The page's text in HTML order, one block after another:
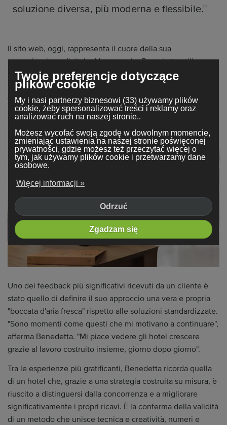
soluzione diversa, più moderna e flessibile.
Il sito web, oggi, rappresenta il cuore della sua
comunicazione digitale. Ma non solo: Benedetta utilizza
anche l'email marketing per dialogare direttamente con gli
albergatori, offrendo servizi su misura, pacchetti dedicati e
vantaggi pensati per stabilire relazioni durature. "Il rapporto
umano per me è fondamentale. Ogni cliente è unico e io mi
sento parte del team di ogni hotel che seguo".
Uno dei feedback più significativi ricevuti da un cliente è
stato quello di definire il suo approccio una vera e propria
"boccata d'aria fresca" rispetto alle soluzioni standardizzate.
"Sono momenti come questi che mi motivano a continuare",
afferma Benedetta. "Mi piace vedere gli hotel crescere
grazie al lavoro costruito insieme, giorno dopo giorno".
Tra le esperienze più gratificanti, Benedetta ricorda quella
di un hotel che, grazie a una strategia costruita su misura, è
riuscito a distinguersi dalla concorrenza e a migliorare
significativamente i propri ricavi. È la conferma della validità
di un metodo che unisce tecnica e creatività, numeri e
Twoje preferencje dotyczące
plików cookie
My i nasi partnerzy biznesowi (33) używamy plików
cookie, żeby spersonalizować treści i reklamy oraz
analizować ruch na naszej stronie..
Możesz wycofać swoją zgodę w dowolnym momencie,
zmieniając ustawienia na naszej stronie poświęconej
prywatności, gdzie możesz też przeczytać więcej o
tym, jak używamy plików cookie i przetwarzamy dane
osobowe.
Więcej informacji »
Odrzuć
Zgadzam się